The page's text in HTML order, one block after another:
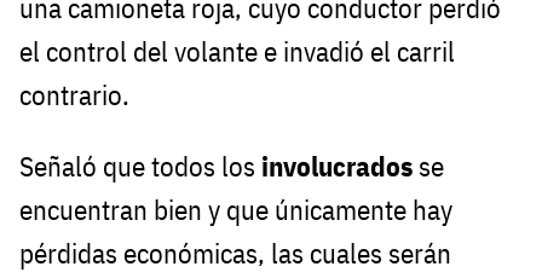
una camioneta roja, cuyo conductor perdió
el control del volante e invadió el carril
contrario.
Señaló que todos los involucrados se
encuentran bien y que únicamente hay
pérdidas económicas, las cuales serán